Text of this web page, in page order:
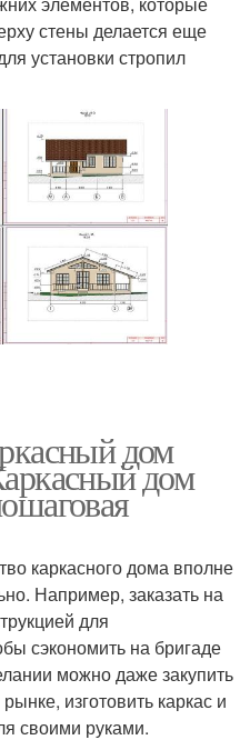
стены делается еще
установки стропил
дом
дом
каркасного дома вполне
Например, заказать на
для
сэкономить на бригаде
можно даже закупить
изготовить каркас и
своими руками.